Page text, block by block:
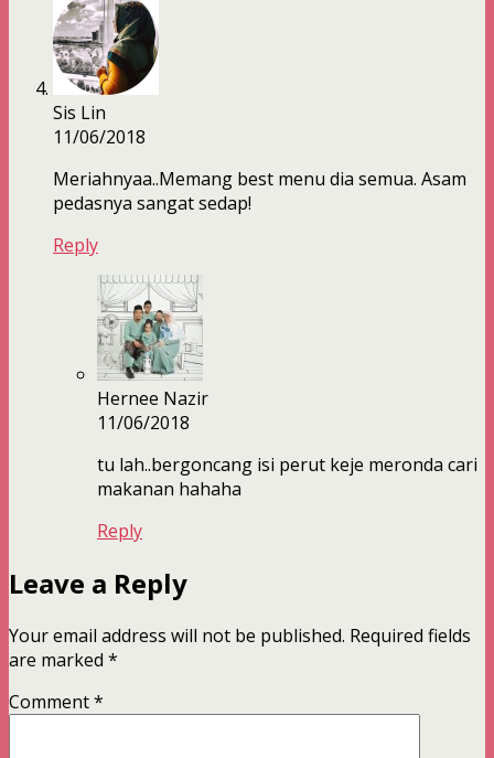
Sis Lin
11/06/2018
Meriahnyaa..Memang best menu dia semua. Asam
pedasnya sangat sedap!
Reply
Hernee Nazir
11/06/2018
tu lah..bergoncang isi perut keje meronda cari
makanan hahaha
Reply
Leave a Reply
Your email address will not be published. Required fields
are marked *
Comment*